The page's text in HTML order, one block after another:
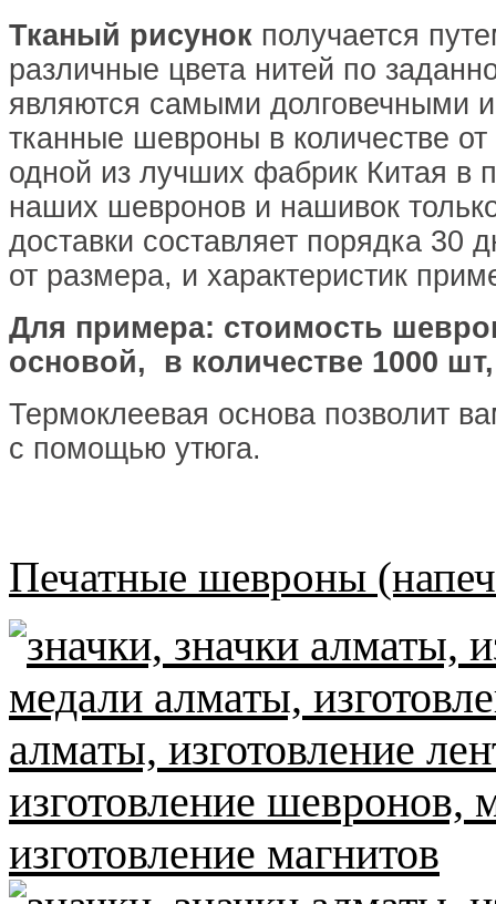
Тканый рисунок получается
различные цвета нитей по
являются самыми долговечными
тканные шевроны в количестве
одной из лучших фабрик Китая в
наших шевронов и нашивок
доставки составляет порядка
от размера, и характеристик
Для примера: стоимость
основой, в количестве 1000
Термоклеевая основа позволит
с помощью утюга.
Печатные шевроны